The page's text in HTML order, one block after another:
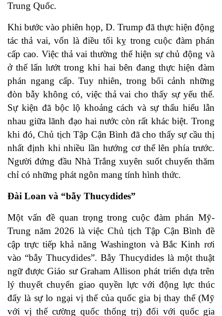
Trung Quốc.
Khi bước vào phiên họp, D. Trump đã thực hiện động
tác thả vai, vốn là điều tối kỵ trong cuộc đàm phán
cấp cao. Việc thả vai thường thể hiện sự chủ động và
ở thế lấn lướt trong khi hai bên đang thực hiện đàm
phán ngang cấp. Tuy nhiên, trong bối cảnh những
đòn bẫy không có, việc thả vai cho thấy sự yếu thế.
Sự kiện đã bộc lộ khoảng cách và sự thấu hiểu lẫn
nhau giữa lãnh đạo hai nước còn rất khác biệt. Trong
khi đó, Chủ tịch Tập Cận Bình đã cho thấy sự cầu thị
nhất định khi nhiều lần hướng cơ thể lên phía trước.
Người đứng đầu Nhà Trắng xuyên suốt chuyến thăm
chỉ có những phát ngôn mang tính hình thức.
Đài Loan và “bẫy Thucydides”
Một vấn đề quan trọng trong cuộc đàm phán Mỹ-
Trung năm 2026 là việc Chủ tịch Tập Cận Bình đề
cập trực tiếp khả năng Washington và Bắc Kinh rơi
vào “bẫy Thucydides”. Bẫy Thucydides là một thuật
ngữ được Giáo sư Graham Allison phát triển dựa trên
lý thuyết chuyển giao quyền lực với động lực thúc
đẩy là sự lo ngại vị thế của quốc gia bị thay thế (Mỹ
với vị thế cường quốc thống trị) đối với quốc gia